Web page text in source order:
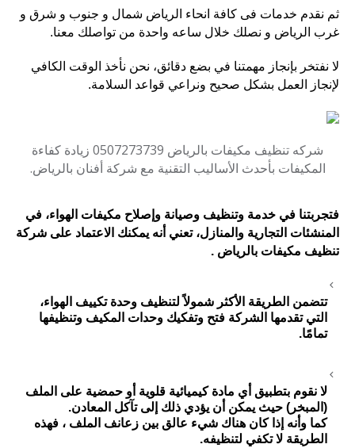
ثم نقدم خدمات فى كافة انحاء الرياض شمال و جنوب و شرق و
غرب الرياض و نصلك خلال ساعه واحدة من تواصلك معنا.
لا نفتخر بإنجاز مهمتنا في بضع دقائق، نحن نأخذ الوقت الكافي
لإنجاز العمل بشكل صحيح ونراعي قواعد السلامة.
شركه تنظيف مكيفات بالرياض 0507273739 زيادة كفاءة
المكيفات بأحدث الأساليب التقنية مع شركة أفنان بالرياض.
فتجربتنا في خدمة وتنظيف وصيانة وإصلاح مكيفات الهواء، في
المنشئات التجارية والمنازل، تعني أنه يمكنك الاعتماد على شركة
تنظيف مكيفات بالرياض .
تتضمن الطريقة الأكثر شمولاً لتنظيف وحدة تكييف الهواء،
التي تقدمها الشركة فتح وتفكيك وحدات المكيف وتنظيفها
تمامًا.
لا نقوم بتطبيق أي مادة كيميائية قلوية أو حمضية على الملف
(المبخر) حيث يمكن أن يؤدي ذلك إلى تآكل المعادن.
كما وأنه إذا كان هناك شيء عالق بين زعانف الملف ، فهذه
الطريقة لا تكفي لتنظيفه.